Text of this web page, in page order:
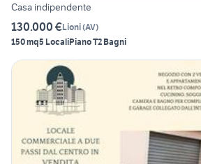
Casa indipendente
130.000 €Lioni(AV)
150 mq5 LocaliPiano T2 Bagni